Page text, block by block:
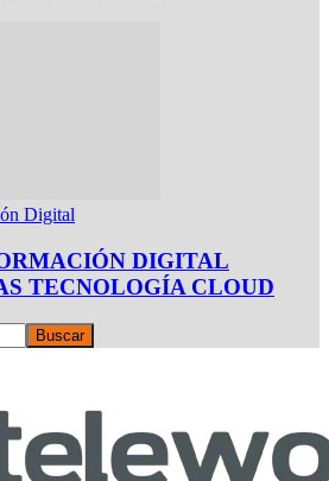
Digital
DIGITAL
TECNOLOGÍA CLOUD